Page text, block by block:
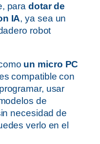
paradotar de
IA, ya sea un
robot
un micro PC
compatible con
usar
de
necesidad de
verlo en el